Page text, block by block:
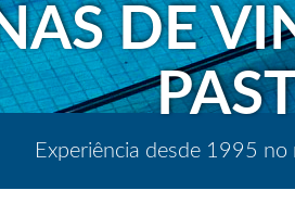
DE
Experiência desde 1995 no